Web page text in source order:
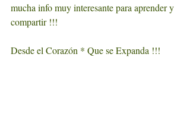
mucha info muy interesante para aprender y
compartir !!!
Desde el Corazón * Que se Expanda !!!